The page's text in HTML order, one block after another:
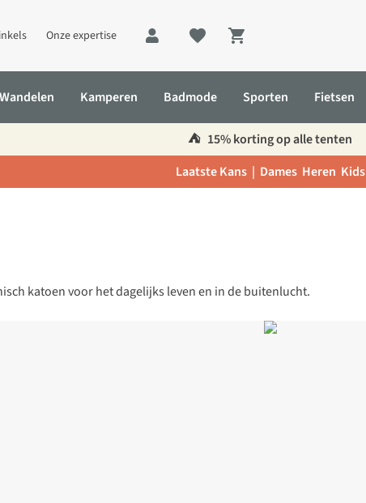
Onze expertise
Shopping cart
Wandelen Kamperen Badmode Sporten Fietsen
⛺️ 15% korting op alle tenten
Laatste Kans | Dames Heren Kids
katoen voor het dagelijks leven en in de buitenlucht.